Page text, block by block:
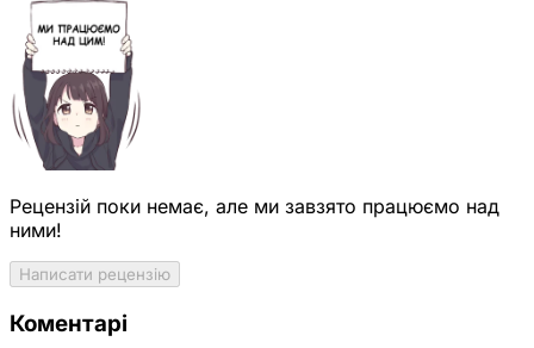
Рецензій поки немає, але ми завзято працюємо над
ними!
Написати рецензію
Коментарі